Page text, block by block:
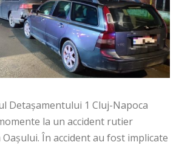
Detașamentului 1 Cluj-Napoca
la un accident rutier
În accident au fost implicate